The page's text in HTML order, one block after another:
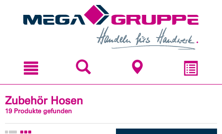
Zubehör Hosen
19 Produkte gefunden